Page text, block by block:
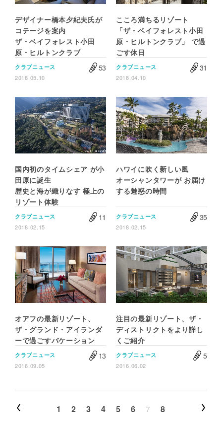
デザイナー橋本夕紀夫氏が
コテージを案内
ザ・ベイフォレスト小田
原・ヒルトンクラブ
クラブニュース
2018.05.10
53
こころ満ちるリゾート
「ザ・ベイフォレスト小田
原・ヒルトンクラブ」 で過
ごす休日
クラブニュース
2018.04.10
31
国内初のタイムシェア が小
田原に誕生
歴史と海が織りなす 極上の
リゾート体験
クラブニュース
2018.02.15
11
ハワイに吹く新しい風
オーシャンタワーが お届け
する魅惑の時間
クラブニュース
2018.02.15
35
オアフの最新リゾート、
ザ・グランド・アイランダ
ーで過ごすバケーション
クラブニュース
2016.09.05
13
注目の最新リゾート、ザ・
ディストリクトをより詳し
くご紹介
クラブニュース
2016.06.02
5
1 2 3 4 5 6 7 8